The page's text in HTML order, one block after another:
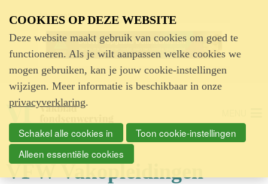
Advertentie
VFW Vakopleidingen
COOKIES OP DEZE WEBSITE
Deze website maakt gebruik van cookies om goed te
functioneren. Als je wilt aanpassen welke cookies we
mogen gebruiken, kan je jouw cookie-instellingen
wijzigen. Meer informatie is beschikbaar in onze
privacyverklaring.
Schakel alle cookies in
Toon cookie-instellingen
Alleen essentiële cookies